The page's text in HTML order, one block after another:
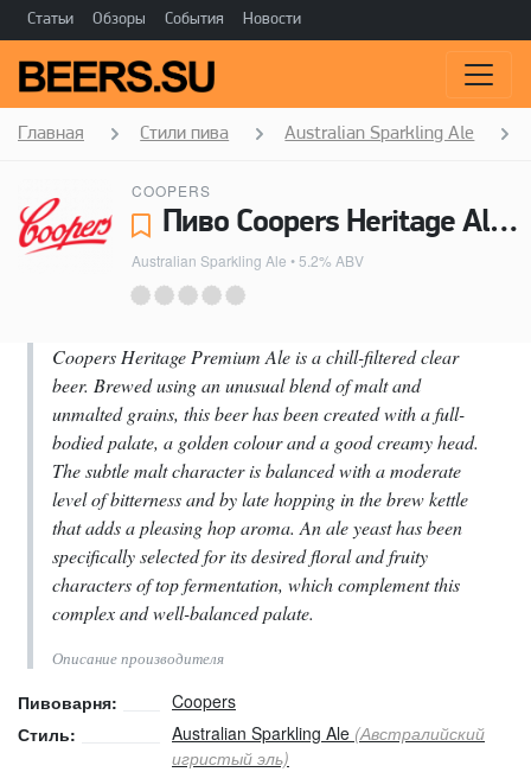
Статьи Обзоры События Новости
Главная Стили пива Australian Sparkling Ale
COOPERS
Пиво Coopers Heritage Ale - Coopers
Australian Sparkling Ale • 5.2% ABV
Coopers Heritage Premium Ale is a chill-filtered clear
beer. Brewed using an unusual blend of malt and
unmalted grains, this beer has been created with a full-
bodied palate, a golden colour and a good creamy head.
The subtle malt character is balanced with a moderate
level of bitterness and by late hopping in the brew kettle
that adds a pleasing hop aroma. An ale yeast has been
specifically selected for its desired floral and fruity
characters of top fermentation, which complement this
complex and well-balanced palate.
Описание производителя
Пивоварня:
Coopers
Стиль:
Australian Sparkling Ale (Австралийский
игристый эль)